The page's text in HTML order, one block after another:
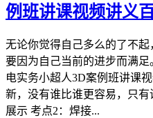
例班讲课视频讲义
无论你觉得自己多么的了不
要因为自己当前的进步而满足
电实务小超人3D案例班讲课
新，没有谁比谁更容易，只
展示 考点2：焊接...